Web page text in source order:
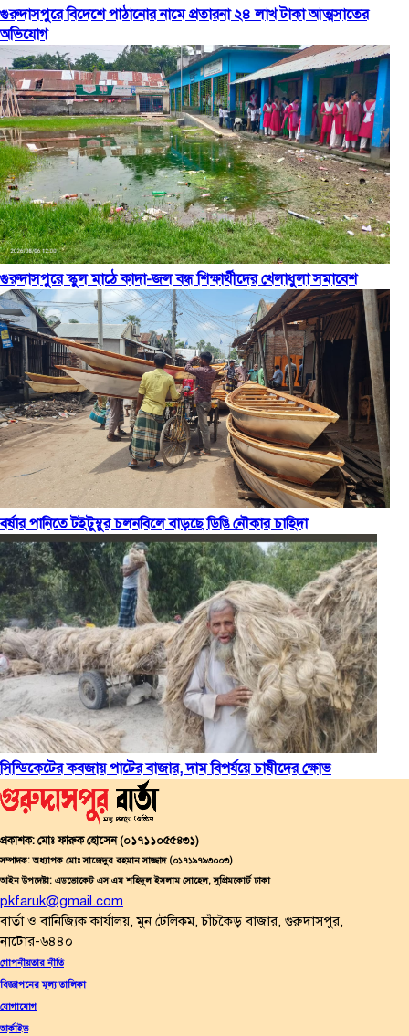
গুরুদাসপুরে বিদেশে পাঠানোর নামে প্রতারনা ২৪ লাখ টাকা আত্মসাতের
অভিযোগ
গুরুদাসপুরে স্কুল মাঠে কাদা-জল বন্ধ শিক্ষার্থীদের খেলাধুলা সমাবেশ
বর্ষার পানিতে টইটুম্বুর চলনবিলে বাড়ছে ডিঙি নৌকার চাহিদা
সিন্ডিকেটের কবজায় পাটের বাজার, দাম বিপর্যয়ে চাষীদের ক্ষোভ
প্রকাশক:মোঃ ফারুক হোসেন (০১৭১১০৫৫৪৩১)
সম্পাদক:অধ্যাপক মোঃ সাজেদুর রহমান সাজ্জাদ (০১৭১৯৭৯৩০০৩)
আইন উপদেষ্টা: এডভোকেট এস এম শহিদুল ইসলাম সোহেল, সুপ্রিমকোর্ট ঢাকা
pkfaruk@gmail.com
বার্তা ও বানিজ্যিক কার্যালয়, মুন টেলিকম, চাঁচকৈড় বাজার, গুরুদাসপুর,
নাটোর-৬৪৪০
গোপনীয়তার নীতি
বিজ্ঞাপনের মূল্য তালিকা
যোগাযোগ
আর্কাইভ